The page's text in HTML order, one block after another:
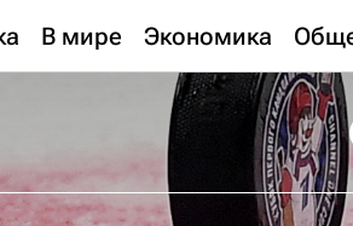
В мире Экономика